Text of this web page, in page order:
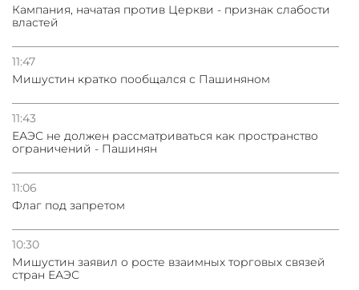
Кампания, начатая против Церкви - признак слабости
властей
11:47
Мишустин кратко пообщался с Пашиняном
11:43
ЕАЭС не должен рассматриваться как пространство
ограничений - Пашинян
11:06
Флаг под запретом
10:30
Мишустин заявил о росте взаимных торговых связей
стран ЕАЭС